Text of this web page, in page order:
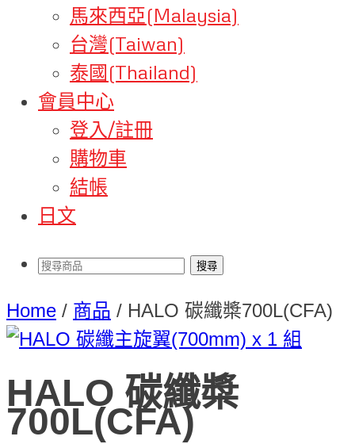
馬來西亞(Malaysia)
台灣(Taiwan)
泰國(Thailand)
會員中心
登入/註冊
購物車
結帳
日文
Home / 商品 / HALO 碳纖槳700L(CFA)
HALO 碳纖槳
700L(CFA)